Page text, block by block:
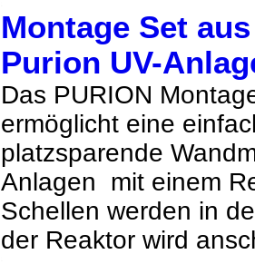
Montage Set
Purion UV-
Das PURION
ermöglicht eine
platzsparende
Anlagen mit einem
Schellen werden in
der Reaktor wird